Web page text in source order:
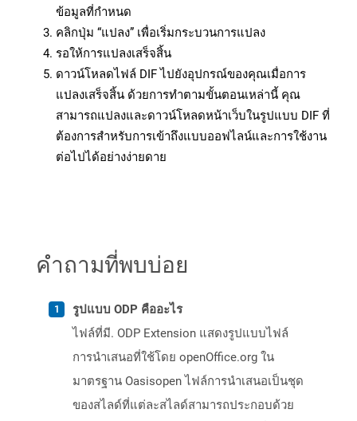
ข้อมูลที่กำหนด
คลิกปุ่ม “แปลง” เพื่อเริ่มกระบวนการแปลง
รอให้การแปลงเสร็จสิ้น
ดาวน์โหลดไฟล์ DIF ไปยังอุปกรณ์ของคุณเมื่อการ
แปลงเสร็จสิ้น ด้วยการทำตามขั้นตอนเหล่านี้ คุณ
สามารถแปลงและดาวน์โหลดหน้าเว็บในรูปแบบ DIF ที่
ต้องการสำหรับการเข้าถึงแบบออฟไลน์และการใช้งาน
ต่อไปได้อย่างง่ายดาย
คำถามที่พบบ่อย
รูปแบบ ODP คืออะไร
ไฟล์ที่มี. ODP Extension แสดงรูปแบบไฟล์
การนำเสนอที่ใช้โดย openOffice.org ใน
มาตรฐาน Oasisopen ไฟล์การนำเสนอเป็นชุด
ของสไลด์ที่แต่ละสไลด์สามารถประกอบด้วย